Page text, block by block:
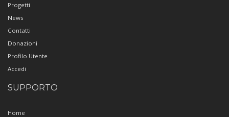
Progetti
News
Contatti
Donazioni
Profilo Utente
Accedi
SUPPORTO
Home